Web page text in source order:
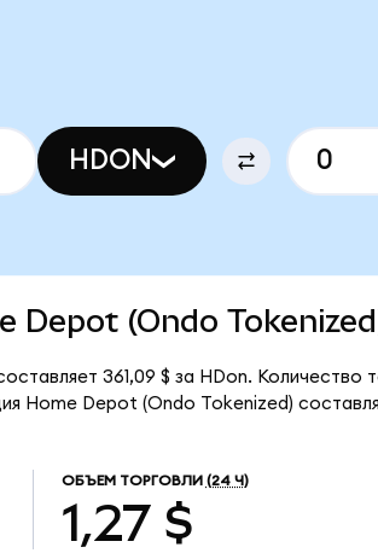
HDON
Depot (Ondo
361,09 $ за HDon. Количество
Home Depot (Ondo Tokenized)
ОБЪЕМ ТОРГОВЛИ (24 Ч)
1,27 $